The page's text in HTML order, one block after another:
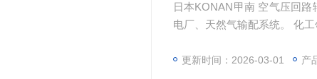
日本KONAN甲南 空气压回路辅器电磁阀
电厂、天然气输配系统。 化
更新时间：2026-03-01 产